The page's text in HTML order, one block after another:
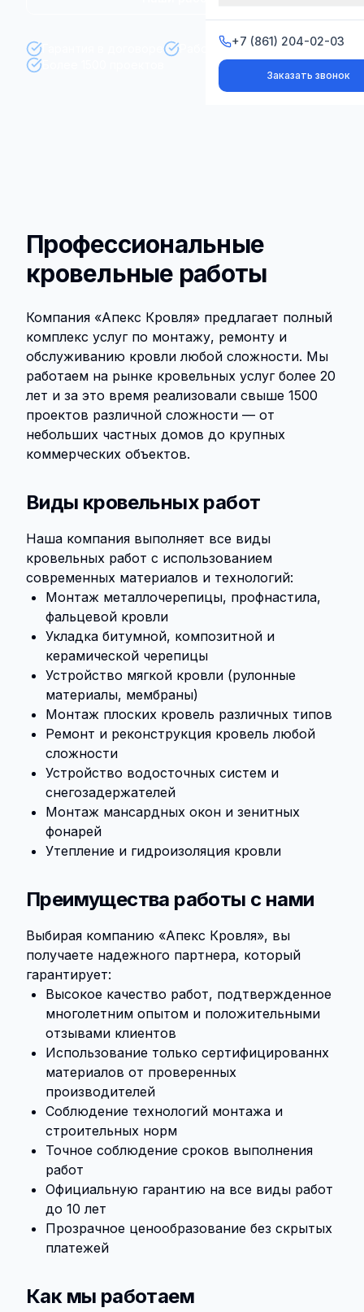
+7 (861) 204-02-03
Заказать звонок
+7 (861) 204-02-03
Заказать звонок
Работаем с 2003 года
Профессиональные
кровельные работы
Компания «Апекс Кровля» предлагает полный
комплекс услуг по монтажу, ремонту и
обслуживанию кровли любой сложности. Мы
работаем на рынке кровельных услуг более 20
лет и за это время реализовали свыше 1500
проектов различной сложности — от
небольших частных домов до крупных
коммерческих объектов.
Виды кровельных работ
Наша компания выполняет все виды
кровельных работ с использованием
современных материалов и технологий:
Монтаж металлочерепицы, профнастила,
фальцевой кровли
Укладка битумной, композитной и
керамической черепицы
Устройство мягкой кровли (рулонные
материалы, мембраны)
Монтаж плоских кровель различных типов
Ремонт и реконструкция кровель любой
сложности
Устройство водосточных систем и
снегозадержателей
Монтаж мансардных окон и зенитных
фонарей
Утепление и гидроизоляция кровли
Преимущества работы с нами
Выбирая компанию «Апекс Кровля», вы
получаете надежного партнера, который
гарантирует:
Высокое качество работ, подтвержденное
многолетним опытом и положительными
отзывами клиентов
Использование только сертифицированнх
материалов от проверенных
производителей
Соблюдение технологий монтажа и
строительных норм
Точное соблюдение сроков выполнения
работ
Официальную гарантию на все виды работ
до 10 лет
Прозрачное ценообразование без скрытых
платежей
Как мы работаем